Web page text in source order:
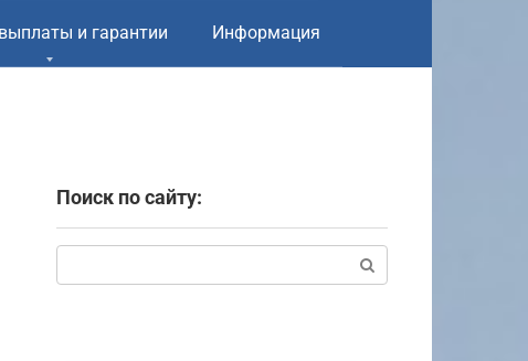
и гарантии Информация
Поиск по сайту: